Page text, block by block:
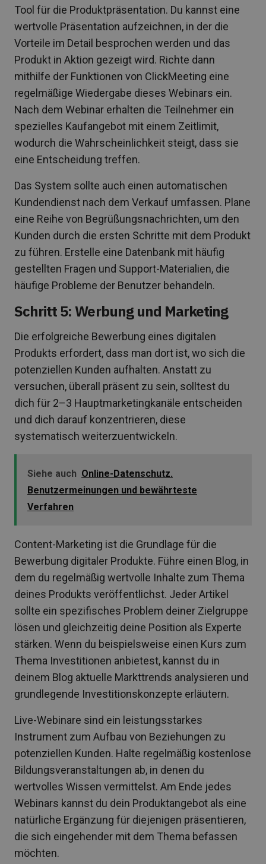
Tool für die Produktpräsentation. Du kannst eine
wertvolle Präsentation aufzeichnen, in der die
Vorteile im Detail besprochen werden und das
Produkt in Aktion gezeigt wird. Richte dann
mithilfe der Funktionen von ClickMeeting eine
regelmäßige Wiedergabe dieses Webinars ein.
Nach dem Webinar erhalten die Teilnehmer ein
spezielles Kaufangebot mit einem Zeitlimit,
wodurch die Wahrscheinlichkeit steigt, dass sie
eine Entscheidung treffen.
Das System sollte auch einen automatischen
Kundendienst nach dem Verkauf umfassen. Plane
eine Reihe von Begrüßungsnachrichten, um den
Kunden durch die ersten Schritte mit dem Produkt
zu führen. Erstelle eine Datenbank mit häufig
gestellten Fragen und Support-Materialien, die
häufige Probleme der Benutzer behandeln.
Schritt 5: Werbung und Marketing
Die erfolgreiche Bewerbung eines digitalen
Produkts erfordert, dass man dort ist, wo sich die
potenziellen Kunden aufhalten. Anstatt zu
versuchen, überall präsent zu sein, solltest du
dich für 2–3 Hauptmarketingkanäle entscheiden
und dich darauf konzentrieren, diese
systematisch weiterzuentwickeln.
Siehe auch Online-Datenschutz.
Benutzermeinungen und bewährteste
Verfahren
Content-Marketing ist die Grundlage für die
Bewerbung digitaler Produkte. Führe einen Blog, in
dem du regelmäßig wertvolle Inhalte zum Thema
deines Produkts veröffentlichst. Jeder Artikel
sollte ein spezifisches Problem deiner Zielgruppe
lösen und gleichzeitig deine Position als Experte
stärken. Wenn du beispielsweise einen Kurs zum
Thema Investitionen anbietest, kannst du in
deinem Blog aktuelle Markttrends analysieren und
grundlegende Investitionskonzepte erläutern.
Live-Webinare sind ein leistungsstarkes
Instrument zum Aufbau von Beziehungen zu
potenziellen Kunden. Halte regelmäßig kostenlose
Bildungsveranstaltungen ab, in denen du
wertvolles Wissen vermittelst. Am Ende jedes
Webinars kannst du dein Produktangebot als eine
natürliche Ergänzung für diejenigen präsentieren,
die sich eingehender mit dem Thema befassen
möchten.